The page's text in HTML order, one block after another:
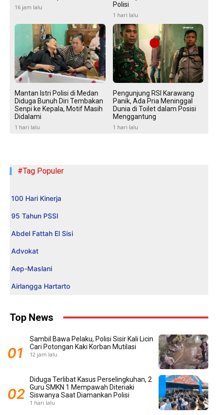
16 jam lalu
Polisi
1 hari lalu
Mantan Istri Polisi di Medan
Diduga Bunuh Diri Tembakan
Senpi ke Kepala, Motif Masih
Didalami
1 hari lalu
Pengunjung RSI Karawang
Panik, Ada Pria Meninggal
Dunia di Toilet dalam Posisi
Menggantung
1 hari lalu
#Tag Populer
100 Hari Kinerja
95 Tahun PSSI
Abdel Fattah El Sisi
Advokat
Aep-Maslani
Airlangga Hartarto
Top News
Sambil Bawa Pelaku, Polisi Sisir Kali Licin
Cari Potongan Kaki Korban Mutilasi
12 jam lalu
Diduga Terlibat Kasus Perselingkuhan, 2
Guru SMKN 1 Mempawah Diteriaki
Siswanya Saat Diamankan Polisi
1 hari lalu